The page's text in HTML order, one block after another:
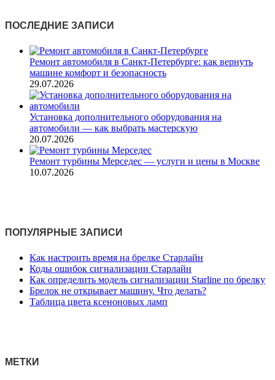
ПОСЛЕДНИЕ ЗАПИСИ
Ремонт автомобиля в Санкт‑Петербурге: как вернуть
машине комфорт и безопасность
29.07.2026
Установка дополнительного оборудования на
автомобили — как выбрать мастерскую
20.07.2026
Ремонт турбины Мерседес — услуги и цены в Москве
10.07.2026
ПОПУЛЯРНЫЕ ЗАПИСИ
Как настроить время на брелке Старлайн
Коды ошибок сигнализации Старлайн
Как определить модель сигнализации Starline по брелку
Брелок не открывает машину. Что делать?
Таблица цвета ксеноновых ламп
МЕТКИ